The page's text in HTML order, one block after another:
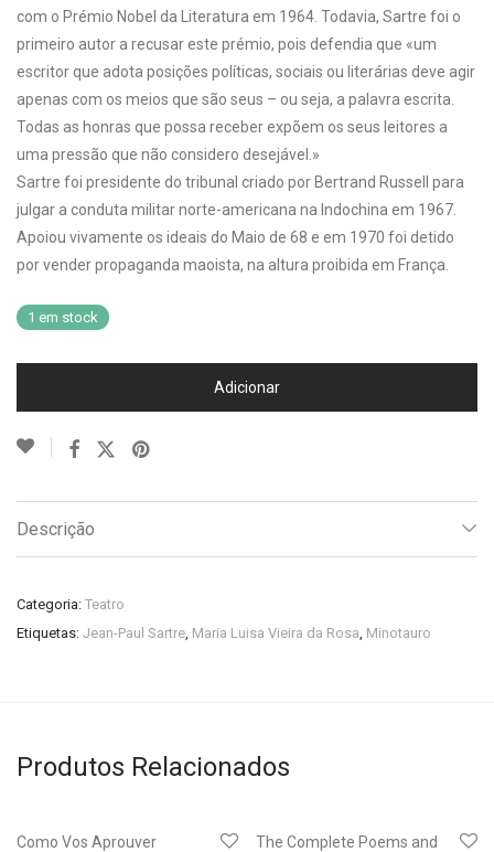
com o Prémio Nobel da Literatura em 1964. Todavia, Sartre foi o
primeiro autor a recusar este prémio, pois defendia que «um
escritor que adota posições políticas, sociais ou literárias deve agir
apenas com os meios que são seus – ou seja, a palavra escrita.
Todas as honras que possa receber expõem os seus leitores a
uma pressão que não considero desejável.»
Sartre foi presidente do tribunal criado por Bertrand Russell para
julgar a conduta militar norte-americana na Indochina em 1967.
Apoiou vivamente os ideais do Maio de 68 e em 1970 foi detido
por vender propaganda maoista, na altura proibida em França.
1 em stock
Adicionar
Descrição
Categoria: Teatro
Etiquetas: Jean-Paul Sartre, Maria Luisa Vieira da Rosa, Minotauro
Produtos Relacionados
Como Vos Aprouver The Complete Poems and